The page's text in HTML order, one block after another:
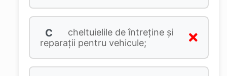
C
cheltuielile de întreţine şi
reparaţii pentru vehicule;